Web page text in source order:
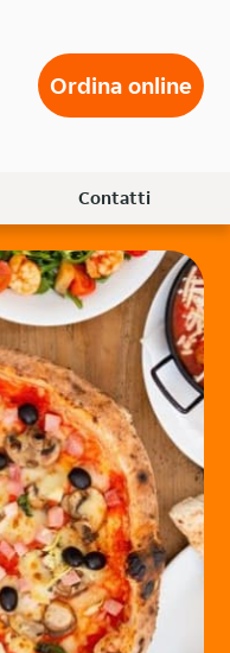
Ordina online
Contatti